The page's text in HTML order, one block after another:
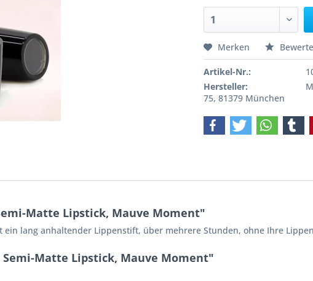
Merken
Artikel-Nr.:
Hersteller:
75, 81379 München
Matte Lipstick, Mauve Moment"
ein lang anhaltender Lippenstift, über mehrere Stunden, ohne Ihre
Matte Lipstick, Mauve Moment"